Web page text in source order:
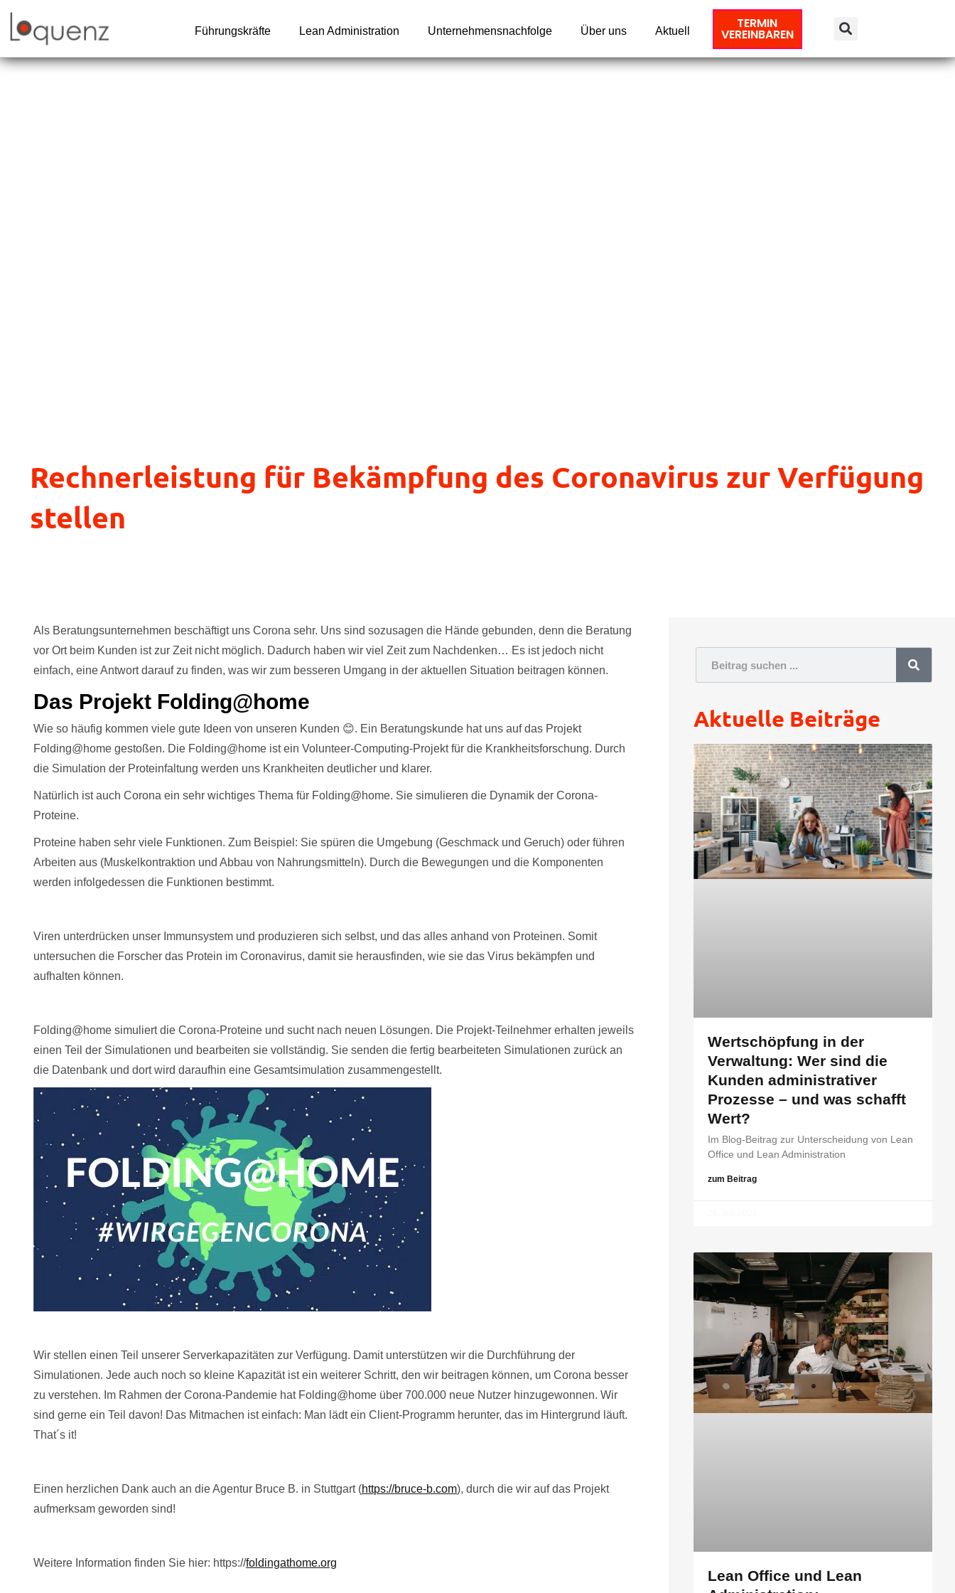
Inhalt
Führungskräfte Lean Administration Unternehmensnachfolge Über uns Aktuell TERMIN
VEREINBAREN
Rechnerleistung für Bekämpfung des Coronavirus zur Verfügung
stellen
Als Beratungsunternehmen beschäftigt uns Corona sehr. Uns sind sozusagen die Hände gebunden, denn die Beratung
vor Ort beim Kunden ist zur Zeit nicht möglich. Dadurch haben wir viel Zeit zum Nachdenken… Es ist jedoch nicht
einfach, eine Antwort darauf zu finden, was wir zum besseren Umgang in der aktuellen Situation beitragen können.
Das Projekt Folding@home
Wie so häufig kommen viele gute Ideen von unseren Kunden 😊. Ein Beratungskunde hat uns auf das Projekt
Folding@home gestoßen. Die Folding@home ist ein Volunteer-Computing-Projekt für die Krankheitsforschung. Durch
die Simulation der Proteinfaltung werden uns Krankheiten deutlicher und klarer.
Natürlich ist auch Corona ein sehr wichtiges Thema für Folding@home. Sie simulieren die Dynamik der Corona-
Proteine.
Proteine haben sehr viele Funktionen. Zum Beispiel: Sie spüren die Umgebung (Geschmack und Geruch) oder führen
Arbeiten aus (Muskelkontraktion und Abbau von Nahrungsmitteln). Durch die Bewegungen und die Komponenten
werden infolgedessen die Funktionen bestimmt.
Viren unterdrücken unser Immunsystem und produzieren sich selbst, und das alles anhand von Proteinen. Somit
untersuchen die Forscher das Protein im Coronavirus, damit sie herausfinden, wie sie das Virus bekämpfen und
aufhalten können.
Folding@home simuliert die Corona-Proteine und sucht nach neuen Lösungen. Die Projekt-Teilnehmer erhalten jeweils
einen Teil der Simulationen und bearbeiten sie vollständig. Sie senden die fertig bearbeiteten Simulationen zurück an
die Datenbank und dort wird daraufhin eine Gesamtsimulation zusammengestellt.
Wir stellen einen Teil unserer Serverkapazitäten zur Verfügung. Damit unterstützen wir die Durchführung der
Simulationen. Jede auch noch so kleine Kapazität ist ein weiterer Schritt, den wir beitragen können, um Corona besser
zu verstehen. Im Rahmen der Corona-Pandemie hat Folding@home über 700.000 neue Nutzer hinzugewonnen. Wir
sind gerne ein Teil davon! Das Mitmachen ist einfach: Man lädt ein Client-Programm herunter, das im Hintergrund läuft.
That´s it!
Einen herzlichen Dank auch an die Agentur Bruce B. in Stuttgart (https://bruce-b.com), durch die wir auf das Projekt
aufmerksam geworden sind!
Weitere Information finden Sie hier: https://foldingathome.org
Aktuelle Beiträge
Wertschöpfung in der
Verwaltung: Wer sind die
Kunden administrativer
Prozesse – und was schafft
Wert?
Im Blog-Beitrag zur Unterscheidung von Lean
Office und Lean Administration
zum Beitrag
Lean Office und Lean